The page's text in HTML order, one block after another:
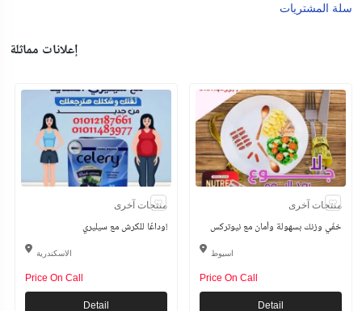
سلة المشتريات
إعلانات مماثلة
منتجات آخرى
وداعًا للكرش مع سيليري!
الاسكندرية
Price On Call
Detail
منتجات آخرى
خفّي وزنك بسهولة وأمان مع نيوتركس
اسيوط
Price On Call
Detail